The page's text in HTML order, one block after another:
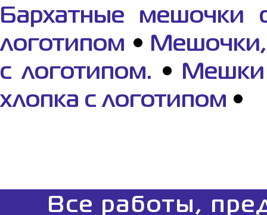
Бархатные мешочки
логотипом • Мешочки,
с логотипом. •
Мешки
хлопка с логотипом •
Все работы,